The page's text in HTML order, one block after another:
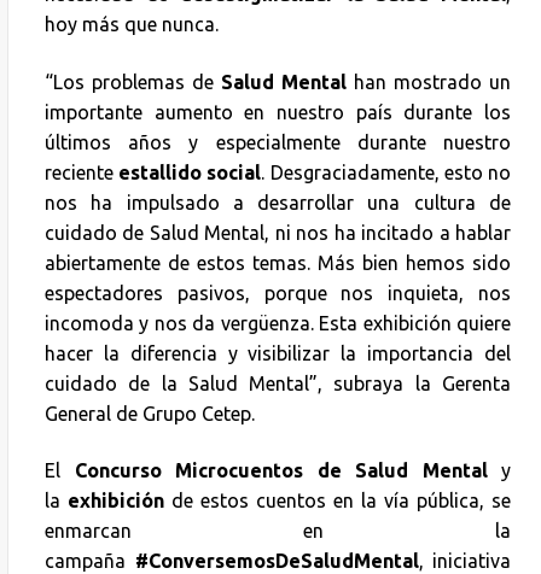
hoy más que nunca.
“Los problemas de Salud Mental han mostrado un
importante aumento en nuestro país durante los
últimos años y especialmente durante nuestro
reciente estallido social. Desgraciadamente, esto no
nos ha impulsado a desarrollar una cultura de
cuidado de Salud Mental, ni nos ha incitado a hablar
abiertamente de estos temas. Más bien hemos sido
espectadores pasivos, porque nos inquieta, nos
incomoda y nos da vergüenza. Esta exhibición quiere
hacer la diferencia y visibilizar la importancia del
cuidado de la Salud Mental”, subraya la Gerenta
General de Grupo Cetep.
El Concurso Microcuentos de Salud Mentaly
la exhibición de estos cuentos en la vía pública, se
enmarcan en la
campaña #ConversemosDeSaludMental, iniciativa